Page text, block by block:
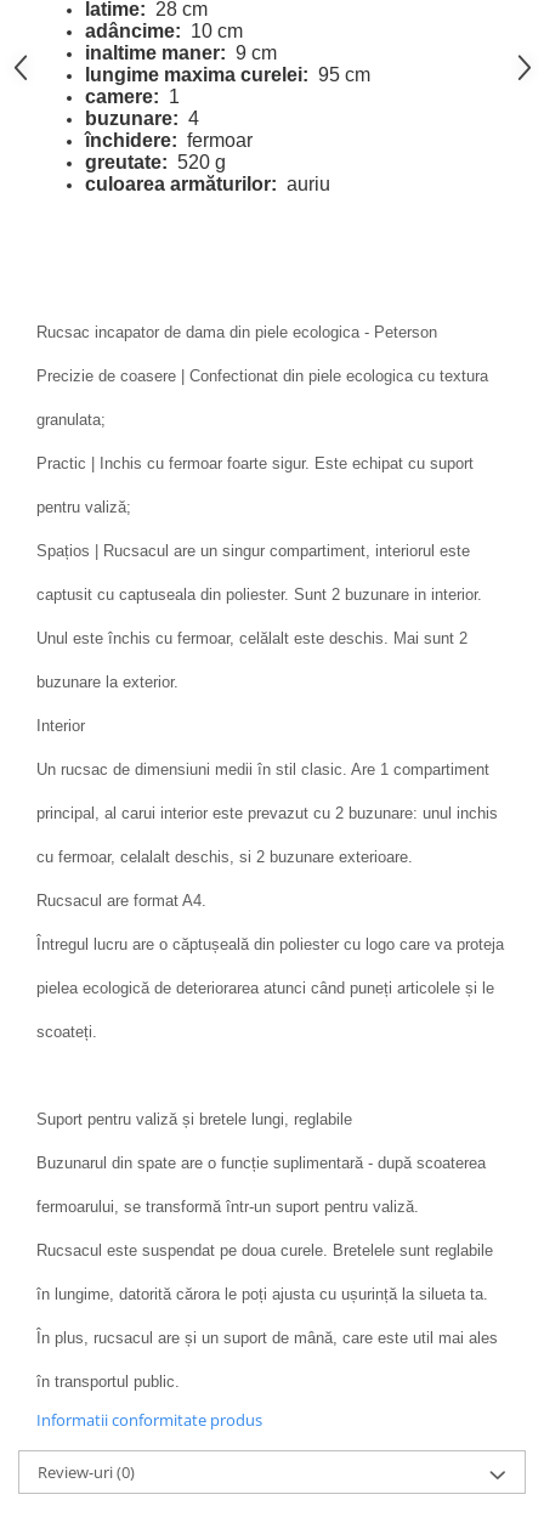
latime: 28 cm
adâncime: 10 cm
inaltime maner: 9 cm
lungime maxima curelei: 95 cm
camere: 1
buzunare: 4
închidere: fermoar
greutate: 520 g
culoarea armăturilor: auriu
Rucsac incapator de dama din piele ecologica - Peterson
Precizie de coasere | Confectionat din piele ecologica cu textura
granulata;
Practic | Inchis cu fermoar foarte sigur. Este echipat cu suport
pentru valiză;
Spațios | Rucsacul are un singur compartiment, interiorul este
captusit cu captuseala din poliester. Sunt 2 buzunare in interior.
Unul este închis cu fermoar, celălalt este deschis. Mai sunt 2
buzunare la exterior.
Interior
Un rucsac de dimensiuni medii în stil clasic. Are 1 compartiment
principal, al carui interior este prevazut cu 2 buzunare: unul inchis
cu fermoar, celalalt deschis, si 2 buzunare exterioare.
Rucsacul are format A4.
Întregul lucru are o căptușeală din poliester cu logo care va proteja
pielea ecologică de deteriorarea atunci când puneți articolele și le
scoateți.
Suport pentru valiză și bretele lungi, reglabile
Buzunarul din spate are o funcție suplimentară - după scoaterea
fermoarului, se transformă într-un suport pentru valiză.
Rucsacul este suspendat pe doua curele. Bretelele sunt reglabile
în lungime, datorită cărora le poți ajusta cu ușurință la silueta ta.
În plus, rucsacul are și un suport de mână, care este util mai ales
în transportul public.
Informatii conformitate produs
Review-uri(0)